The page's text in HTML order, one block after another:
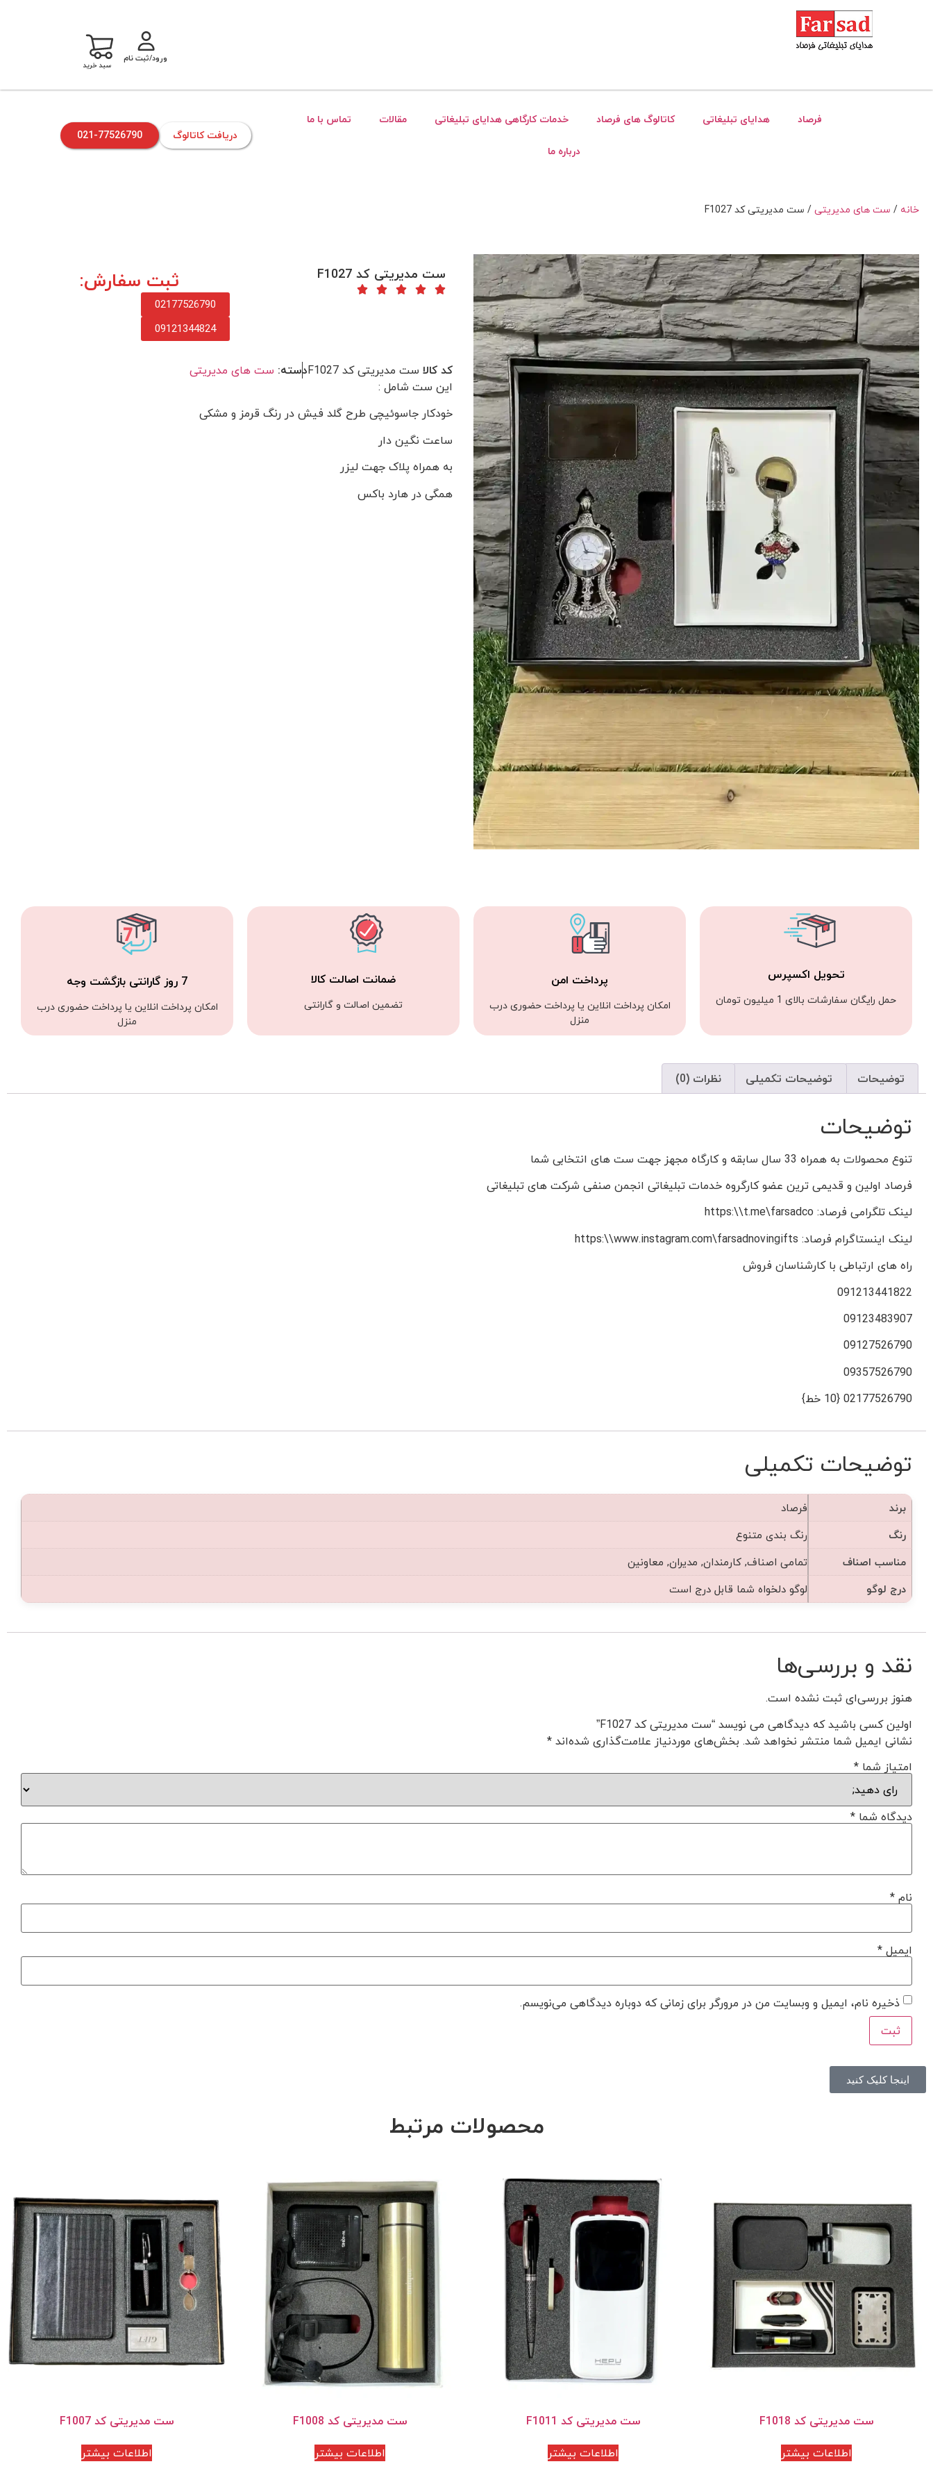
ورود/ثبت نام
سبد خرید
فرصاد هدایای تبلیغاتی کاتالوگ های فرصاد خدمات کارگاهی هدایای تبلیغاتی مقالات
تماس با ما
درباره ما
دریافت کاتالوگ 021-77526790
خانه / ست های مدیریتی/ ست مدیریتی کد F1027
ست مدیریتی کد F1027 ثبت سفارش:
02177526790
09121344824
کد کالا ست مدیریتی کد F1027 دسته: ست های مدیریتی
این ست شامل :
خودکار جاسوئیچی طرح گلد فیش در رنگ قرمز و مشکی
ساعت نگین دار
به همراه پلاک جهت لیزر
همگی در هارد باکس
تحویل اکسپرس
حمل رایگان سفارشات بالای 1 میلیون تومان
پرداخت امن
امکان پرداخت انلاین یا پرداخت حضوری درب
منزل
ضمانت اصالت کالا
تضمین اصالت و گارانتی
7 روز گارانتی بازگشت وجه
امکان پرداخت انلاین یا پرداخت حضوری درب
منزل
توضیحات توضیحات تکمیلی نظرات (0)
توضیحات
تنوع محصولات به همراه 33 سال سابقه و کارگاه مجهز جهت ست های انتخابی شما
فرصاد اولین و قدیمی ترین عضو کارگروه خدمات تبلیغاتی انجمن صنفی شرکت های تبلیغاتی
لینک تلگرامی فرصاد: https:\\t.me\farsadco
لینک اینستاگرام فرصاد: https:\\www.instagram.com\farsadnovingifts
راه های ارتباطی با کارشناسان فروش
091213441822
09123483907
09127526790
09357526790
02177526790 {10 خط}
توضیحات تکمیلی
برند
فرصاد
رنگ
رنگ بندی متنوع
مناسب اصناف
تمامی اصناف, کارمندان, مدیران, معاونین
درج لوگو
لوگو دلخواه شما قابل درج است
نقد و بررسی‌ها
هنوز بررسی‌ای ثبت نشده است.
اولین کسی باشید که دیدگاهی می نویسد “ست مدیریتی کد F1027”
نشانی ایمیل شما منتشر نخواهد شد. بخش‌های موردنیاز علامت‌گذاری شده‌اند*
امتیاز شما *
دیدگاه شما *
نام*
ایمیل*
ذخیره نام، ایمیل و وبسایت من در مرورگر برای زمانی که دوباره دیدگاهی می‌نویسم.
اینجا کلیک کنید
محصولات مرتبط
ست مدیریتی کد F1018
اطلاعات بیشتر
ست مدیریتی کد F1011
اطلاعات بیشتر
ست مدیریتی کد F1008
اطلاعات بیشتر
ست مدیریتی کد F1007
اطلاعات بیشتر